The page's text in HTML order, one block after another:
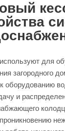
для
загородного
оборудованию
и